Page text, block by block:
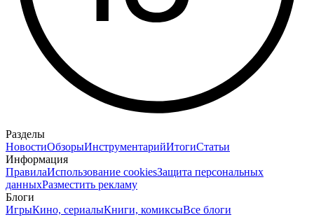
Разделы
НовостиОбзорыИнструментарийИтогиСтатьи
Информация
ПравилаИспользование cookiesЗащита персональных
данныхРазместить рекламу
Блоги
ИгрыКино, сериалыКниги, комиксыВсе блоги